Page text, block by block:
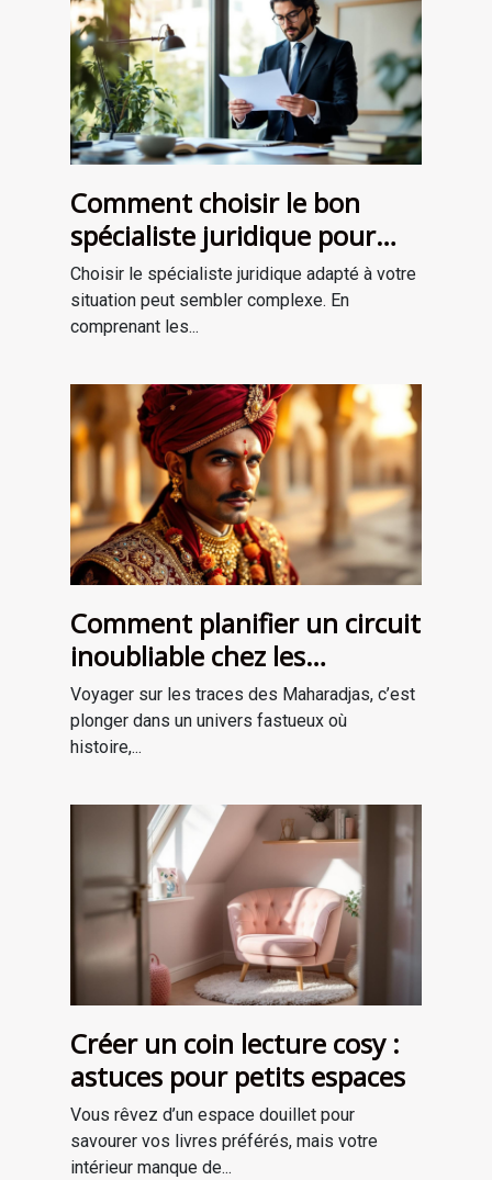
Comment choisir le bon
spécialiste juridique pour
vos besoins ?
Choisir le spécialiste juridique adapté à votre
situation peut sembler complexe. En
comprenant les...
Comment planifier un circuit
inoubliable chez les
Maharadjas ?
Voyager sur les traces des Maharadjas, c’est
plonger dans un univers fastueux où
histoire,...
Créer un coin lecture cosy :
astuces pour petits espaces
Vous rêvez d’un espace douillet pour
savourer vos livres préférés, mais votre
intérieur manque de...